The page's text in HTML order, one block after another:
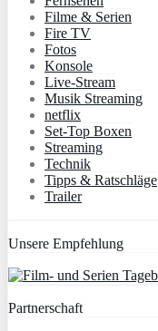
Filme & Serien
Fire TV
Fotos
Konsole
Live-Stream
Musik Streaming
netflix
Set-Top Boxen
Streaming
Technik
Tipps & Ratschläge
Trailer
Unsere Empfehlung
Partnerschaft